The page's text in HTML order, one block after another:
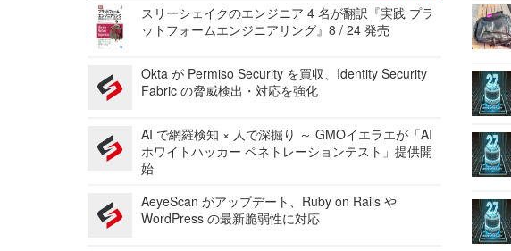
スリーシェイクのエンジニア 4 名が翻訳『実践 プラ
ットフォームエンジニアリング』8 / 24 発売
Okta が Permiso Security を買収、Identity Security
Fabric の脅威検出・対応を強化
AI で網羅検知 × 人で深掘り ～ GMOイエラエが「AI
ホワイトハッカー ペネトレーションテスト」提供開
始
AeyeScan がアップデート、Ruby on Rails や
WordPress の最新脆弱性に対応